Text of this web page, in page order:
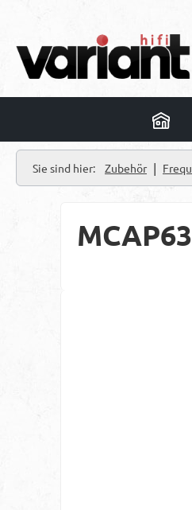
Sie sind hier: Zubehör |